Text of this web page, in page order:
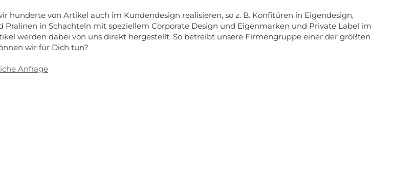
hunderte von Artikel auch im Kundendesign realisieren, so z. B. Konfitüren in Eigendesign,
Pralinen in Schachteln mit speziellem Corporate Design und Eigenmarken und Private Label im
werden dabei von uns direkt hergestellt. So betreibt unsere Firmengruppe einer der größten
wir für Dich tun?
Anfrage